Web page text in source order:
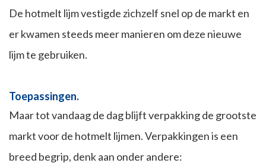
De hotmelt lijm vestigde zichzelf snel op de markt en
er kwamen steeds meer manieren om deze nieuwe
lijm te gebruiken.
Toepassingen.
Maar tot vandaag de dag blijft verpakking de grootste
markt voor de hotmelt lijmen. Verpakkingen is een
breed begrip, denk aan onder andere: